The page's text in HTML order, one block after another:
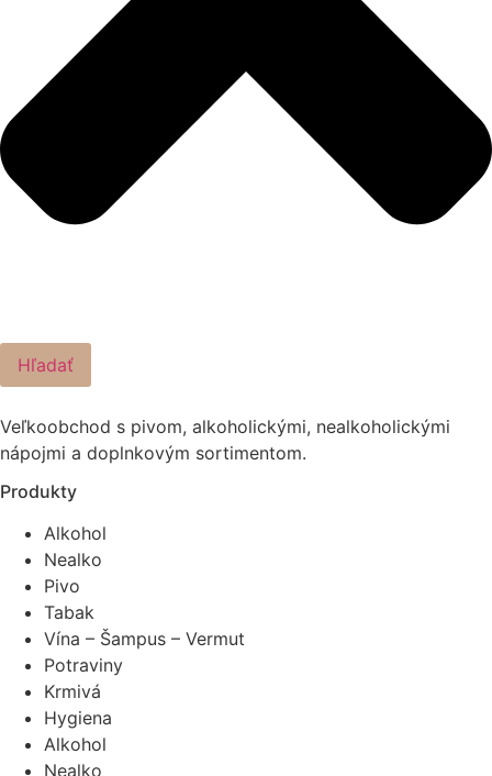
Hľadať
Veľkoobchod s pivom, alkoholickými, nealkoholickými
nápojmi a doplnkovým sortimentom.
Produkty
Alkohol
Nealko
Pivo
Tabak
Vína – Šampus – Vermut
Potraviny
Krmivá
Hygiena
Alkohol
Nealko